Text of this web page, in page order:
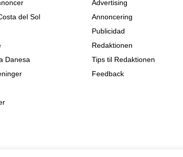
del Sol
Danesa
Advertising
Annoncering
Publicidad
Redaktionen
Tips til Redaktionen
Feedback